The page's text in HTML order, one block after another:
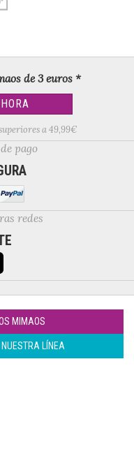
de 3 euros *
a 49,99€
pago
redes
MIMAOS
LÍNEA